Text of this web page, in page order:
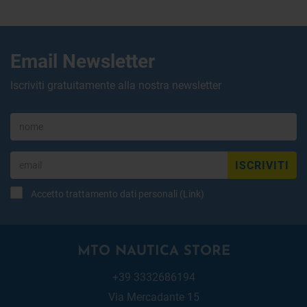
Email Newsletter
Iscriviti gratuitamente alla nostra newsletter
ISCRIVITI
Accetto trattamento dati personali (Link)
MTO NAUTICA STORE
+39 3332686194
Via Mercadante 15